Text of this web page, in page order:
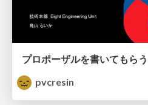
プロポーザルを書いてもらう
pvcresin